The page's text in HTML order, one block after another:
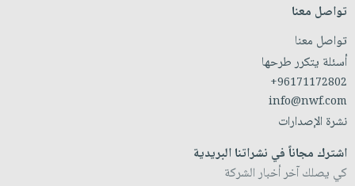
تواصل معنا
تواصل معنا
أسئلة يتكرر طرحها
+96171172802
info@nwf.com
نشرة الإصدارات
اشترك مجاناً في نشراتنا البريدية
كي يصلك آخر أخبار الشركة